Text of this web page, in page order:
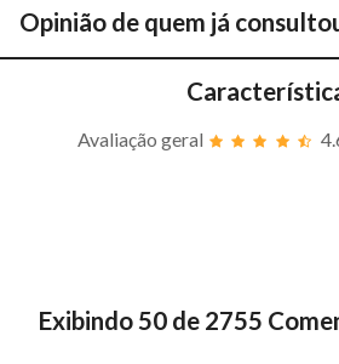
Opinião de quem já
Avaliação geral
Exibindo 50 de 2755